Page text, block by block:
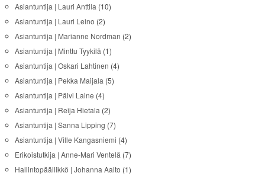
Asiantuntija | Lauri Anttila (10)
Asiantuntija | Lauri Leino (2)
Asiantuntija | Marianne Nordman (2)
Asiantuntija | Minttu Tyykilä (1)
Asiantuntija | Oskari Lahtinen (4)
Asiantuntija | Pekka Maijala (5)
Asiantuntija | Päivi Laine (4)
Asiantuntija | Reija Hietala (2)
Asiantuntija | Sanna Lipping (7)
Asiantuntija | Ville Kangasniemi (4)
Erikoistutkija | Anne-Mari Ventelä (7)
Hallintopäällikkö | Johanna Aalto (1)